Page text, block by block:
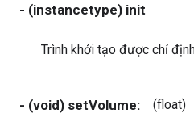
- (instancetype) init
Trình khởi tạo được chỉ
- (void) setVolume: (float)